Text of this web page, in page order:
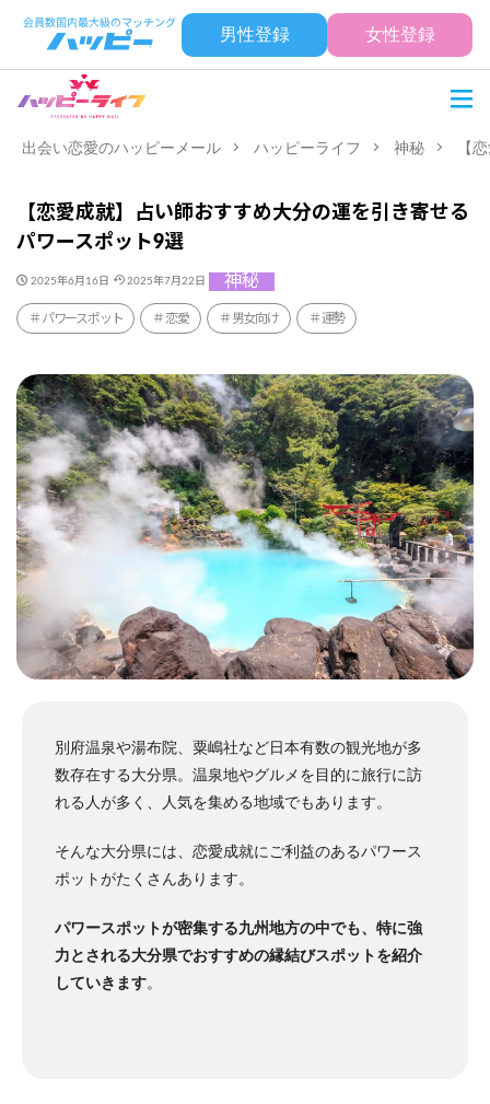
男性登録 女性登録
出会い恋愛のハッピーメール ハッピーライフ 神秘 【
【恋愛成就】占い師おすすめ大分の運を引き寄せる
パワースポット9選
2025年6月16日 2025年7月22日 神秘
パワースポット 恋愛 男女向け 運勢
別府温泉や湯布院、粟嶋社など日本有数の観光地が多
数存在する大分県。温泉地やグルメを目的に旅行に訪
れる人が多く、人気を集める地域でもあります。
そんな大分県には、恋愛成就にご利益のあるパワース
ポットがたくさんあります。
パワースポットが密集する九州地方の中でも、特に強
力とされる大分県でおすすめの縁結びスポットを紹介
していきます。